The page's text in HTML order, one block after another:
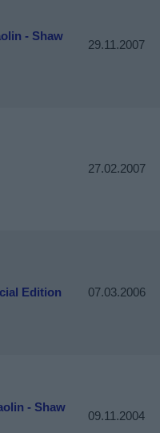
- Shaw
29.11.2007
27.02.2007
Edition 07.03.2006
- Shaw
09.11.2004